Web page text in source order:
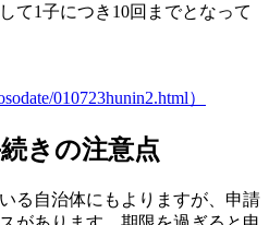
て1子につき10回までとなって
010723hunin2.html）
きの注意点
る自治体にもよりますが、申請